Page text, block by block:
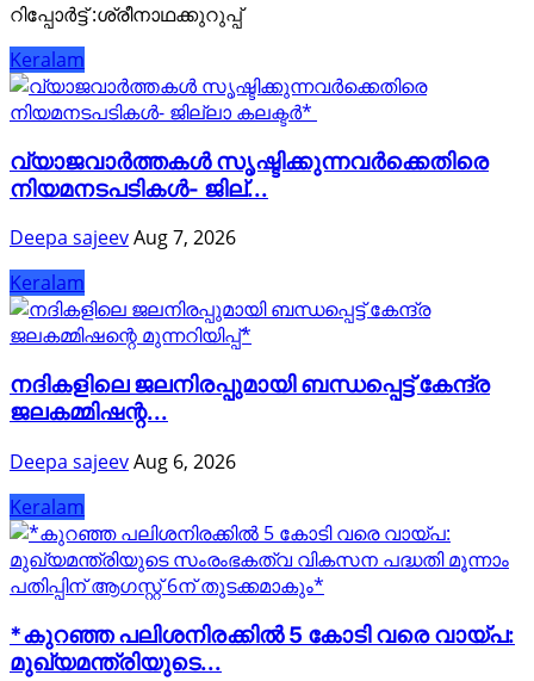
റിപ്പോർട്ട്‌ :ശ്രീനാഥക്കുറുപ്പ്
Keralam
വ്യാജവാർത്തകൾ സൃഷ്ടിക്കുന്നവർക്കെതിരെ
നിയമനടപടികൾ- ജില്...
Deepa sajeevAug 7, 2026
Keralam
നദികളിലെ ജലനിരപ്പുമായി ബന്ധപ്പെട്ട് കേന്ദ്ര
ജലകമ്മിഷന്റ...
Deepa sajeevAug 6, 2026
Keralam
*കുറഞ്ഞ പലിശനിരക്കിൽ 5 കോടി വരെ വായ്പ:
മുഖ്യമന്ത്രിയുടെ...